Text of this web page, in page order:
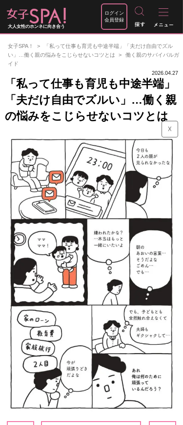
大人女性のホンネに向き合う
ログイン
会員登録
女子SPA！
「私って仕事も育児も中途半端」「夫だけ自由でズル
い」…働く親の悩みをこじらせないコツとは
働く親のサバイバルガ
イド
2026.04.27
「私って仕事も育児も中途半端」
「夫だけ自由でズルい」…働く親
の悩みをこじらせないコツとは
☓